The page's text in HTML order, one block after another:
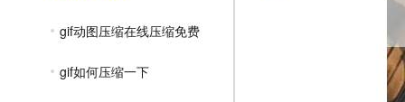
gif动图压缩在线压缩免费
gif如何压缩一下